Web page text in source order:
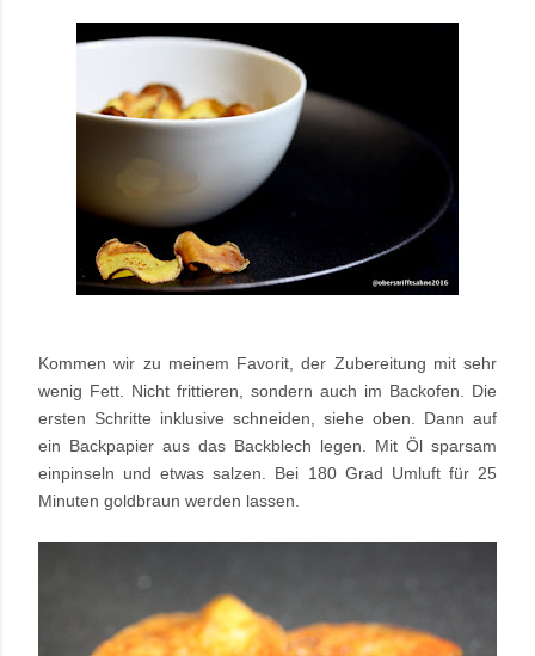
Kommen wir zu meinem Favorit, der Zubereitung mit sehr
wenig Fett. Nicht frittieren, sondern auch im Backofen. Die
ersten Schritte inklusive schneiden, siehe oben. Dann auf
ein Backpapier aus das Backblech legen. Mit Öl sparsam
einpinseln und etwas salzen. Bei 180 Grad Umluft für 25
Minuten goldbraun werden lassen.